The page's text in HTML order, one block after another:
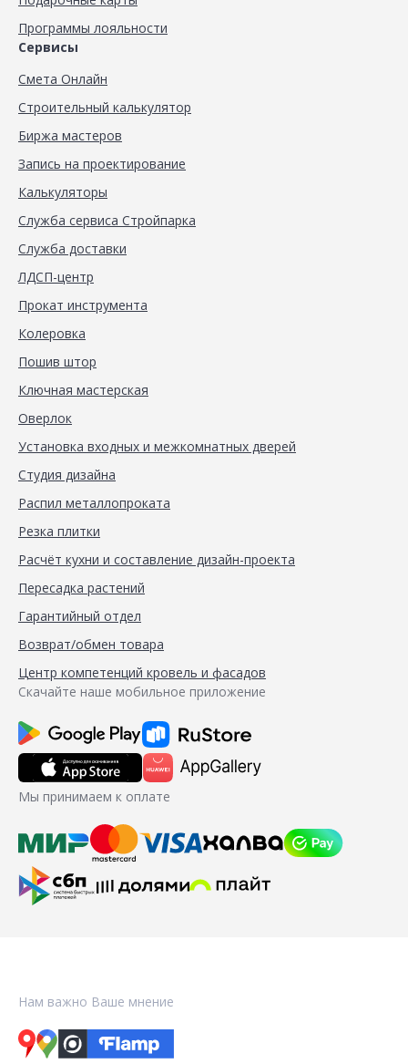
Программы лояльности
Сервисы
Смета Онлайн
Строительный калькулятор
Биржа мастеров
Запись на проектирование
Калькуляторы
Служба сервиса Стройпарка
Служба доставки
ЛДСП-центр
Прокат инструмента
Колеровка
Пошив штор
Ключная мастерская
Оверлок
Установка входных и межкомнатных дверей
Студия дизайна
Распил металлопроката
Резка плитки
Расчёт кухни и составление дизайн-проекта
Пересадка растений
Гарантийный отдел
Возврат/обмен товара
Центр компетенций кровель и фасадов
Скачайте наше мобильное приложение
Мы принимаем к оплате
Нам важно Ваше мнение